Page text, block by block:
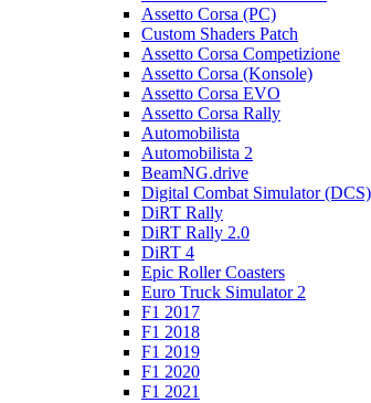
Assetto Corsa (PC)
Custom Shaders Patch
Assetto Corsa Competizione
Assetto Corsa (Konsole)
Assetto Corsa EVO
Assetto Corsa Rally
Automobilista
Automobilista 2
BeamNG.drive
Digital Combat Simulator (DCS)
DiRT Rally
DiRT Rally 2.0
DiRT 4
Epic Roller Coasters
Euro Truck Simulator 2
F1 2017
F1 2018
F1 2019
F1 2020
F1 2021